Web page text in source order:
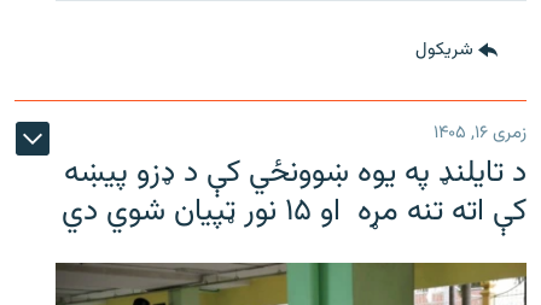
شريکول
زمری ۱۶, ۱۴۰۵
د تایلنډ په یوه ښوونځي کې د ډزو پیښه
کې اته تنه مړه او ۱۵ نور ټپیان شوي دي